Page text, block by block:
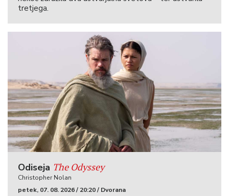
tretjega.
Odiseja The Odyssey
Christopher Nolan
petek, 07. 08. 2026 / 20:20 / Dvorana